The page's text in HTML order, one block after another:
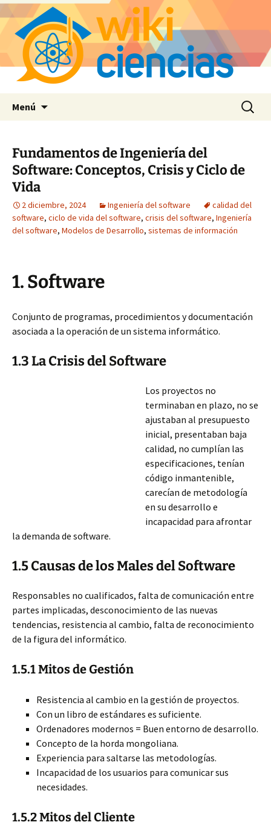
Menú Buscar:
Fundamentos de Ingeniería del
Software: Conceptos, Crisis y Ciclo de
Vida
2 diciembre, 2024 Ingeniería del software
calidad del
software, ciclo de vida del software, crisis del software, Ingeniería
del software, Modelos de Desarrollo, sistemas de información
1.Software
Conjunto de programas, procedimientos y documentación
asociada a la operación de un sistema informático.
1.3 La Crisis del Software
Los proyectos no
terminaban en plazo, no se
ajustaban al presupuesto
inicial, presentaban baja
calidad, no cumplían las
especificaciones, tenían
código inmantenible,
carecían de metodología
en su desarrollo e
incapacidad para afrontar
la demanda de software.
1.5 Causas de los Males del Software
Responsables no cualificados, falta de comunicación entre
partes implicadas, desconocimiento de las nuevas
tendencias, resistencia al cambio, falta de reconocimiento
de la figura del informático.
1.5.1 Mitos de Gestión
Resistencia al cambio en la gestión de proyectos.
Con un libro de estándares es suficiente.
Ordenadores modernos = Buen entorno de desarrollo.
Concepto de la horda mongoliana.
Experiencia para saltarse las metodologías.
Incapacidad de los usuarios para comunicar sus
necesidades.
1.5.2 Mitos del Cliente